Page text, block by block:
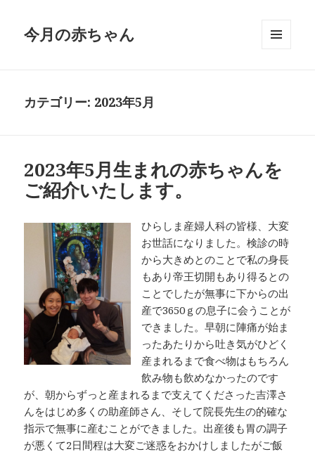
今月の赤ちゃん
カテゴリー: 2023年5月
2023年5月生まれの赤ちゃんを
ご紹介いたします。
ひらしま産婦人科の皆様、大変
お世話になりました。検診の時
から大きめとのことで私の身長
もあり帝王切開もあり得るとの
ことでしたが無事に下からの出
産で3650ｇの息子に会うことが
できました。早朝に陣痛が始ま
ったあたりから吐き気がひどく
産まれるまで食べ物はもちろん
飲み物も飲めなかったのです
が、朝からずっと産まれるまで支えてくださった吉澤さ
んをはじめ多くの助産師さん、そして院長先生の的確な
指示で無事に産むことができました。出産後も胃の調子
が悪くて2日間程は大変ご迷惑をおかけしましたがご飯